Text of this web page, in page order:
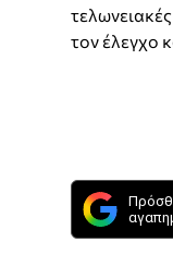
τον έλεγχο